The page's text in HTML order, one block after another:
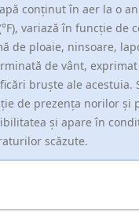
conținut în aer la o
variază în funcție
de ploaie, ninsoare,
de vânt,
bruște ale acestuia.
de prezența norilor și
și apare în
scăzute.